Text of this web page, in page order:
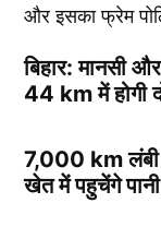
और इसका फ्रेम
बिहार: मानसी
44 km में होगी
7,000 km लंबी
खेत में पहुचेंगे पानी